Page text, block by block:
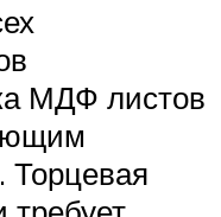
МДФ листов
Торцевая